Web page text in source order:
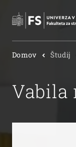
Išči
Domov Študij
Vabila